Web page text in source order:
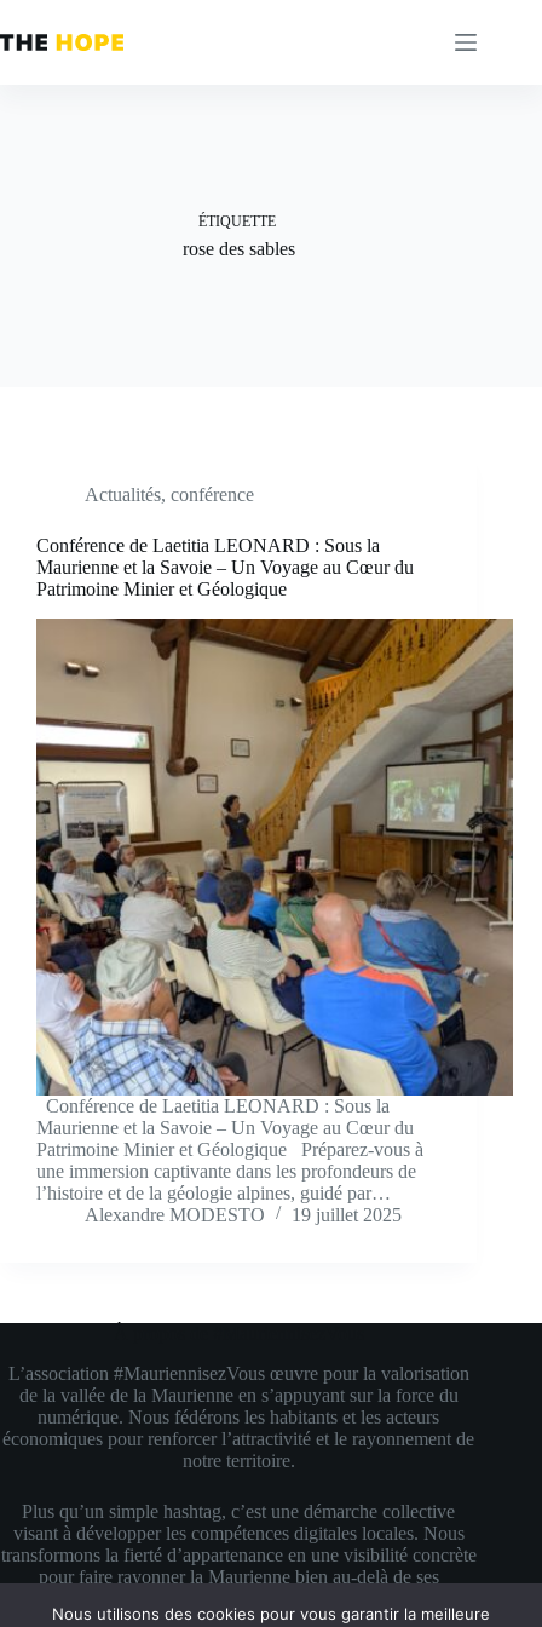
au
contenu
ÉTIQUETTE
rose des sables
Actualités, conférence
Conférence de Laetitia LEONARD : Sous la
Maurienne et la Savoie – Un Voyage au Cœur du
Patrimoine Minier et Géologique
Conférence de Laetitia LEONARD : Sous la
Maurienne et la Savoie – Un Voyage au Cœur du
Patrimoine Minier et Géologique Préparez-vous à
une immersion captivante dans les profondeurs de
l’histoire et de la géologie alpines, guidé par…
Alexandre MODESTO
19 juillet 2025
L’association #MauriennisezVous œuvre pour la valorisation
de la vallée de la Maurienne en s’appuyant sur la force du
numérique. Nous fédérons les habitants et les acteurs
économiques pour renforcer l’attractivité et le rayonnement de
notre territoire.
Plus qu’un simple hashtag, c’est une démarche collective
visant à développer les compétences digitales locales. Nous
transformons la fierté d’appartenance en une visibilité concrète
pour faire rayonner la Maurienne bien au-delà de ses
Copyright © 2026 #MauriennisezVous — Propulsé avec
Nous utilisons des cookies pour vous garantir la meilleure